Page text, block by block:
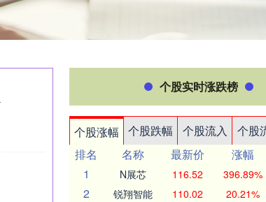
个股实时涨跌榜
个股涨幅 个股跌幅 个股流入 个股
排名
名称 最新价 涨幅
1
N展芯 116.52 396.89%
2 锐翔智能 110.02 20.21%